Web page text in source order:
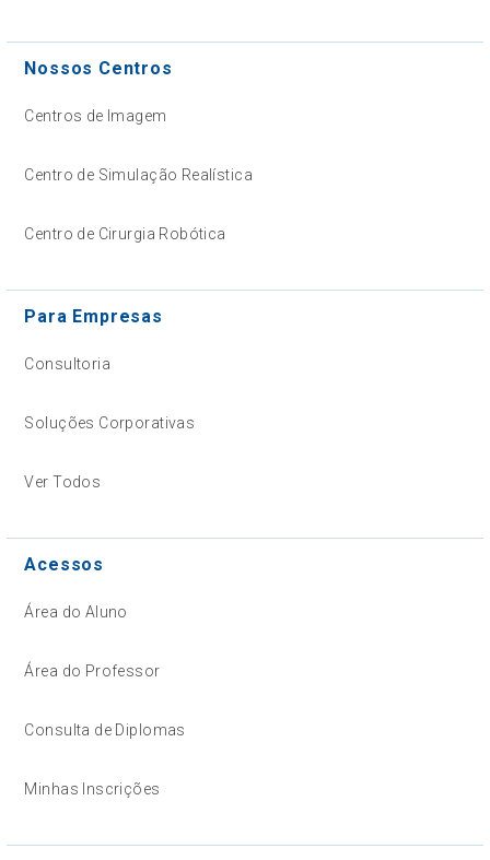
Nossos Centros
Centros de Imagem
Centro de Simulação Realística
Centro de Cirurgia Robótica
Para Empresas
Consultoria
Soluções Corporativas
Ver Todos
Acessos
Área do Aluno
Área do Professor
Consulta de Diplomas
Minhas Inscrições